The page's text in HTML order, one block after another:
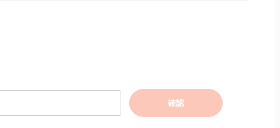
確認